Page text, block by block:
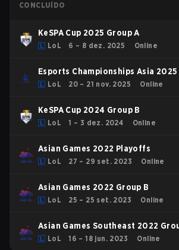
CONCLUÍDO
KeSPA Cup 2025 Group A
LoL 6 – 8 dez. 2025 Online
Esports Championships Asia
LoL 20 – 21 nov. 2025 Online
KeSPA Cup 2024 Group B
LoL 1 – 3 dez. 2024 Online
Asian Games 2022 Playoffs
LoL 27 – 29 set. 2023 Online
Asian Games 2022 Group B
LoL 25 – 25 set. 2023 Online
Asian Games Southeast 2022
LoL 16 – 18 jun. 2023 Online